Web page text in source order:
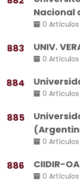
Nacional
0
883 UNIV.
0
884
0
885
0
886 CIIDIR-
0